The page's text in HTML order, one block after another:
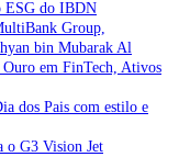
ESG do IBDN
Group,
bin Mubarak Al
em FinTech, Ativos
dos Pais com estilo e
o G3 Vision Jet